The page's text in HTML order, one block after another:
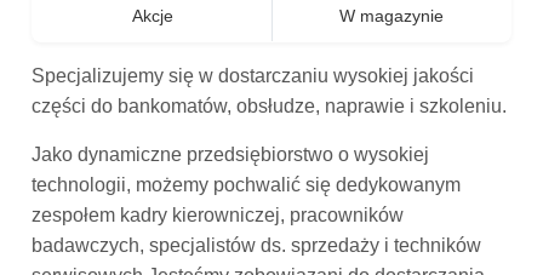
Akcje W magazynie
Specjalizujemy się w dostarczaniu wysokiej jakości
części do bankomatów, obsłudze, naprawie i szkoleniu.
Jako dynamiczne przedsiębiorstwo o wysokiej
technologii, możemy pochwalić się dedykowanym
zespołem kadry kierowniczej, pracowników
badawczych, specjalistów ds. sprzedaży i techników